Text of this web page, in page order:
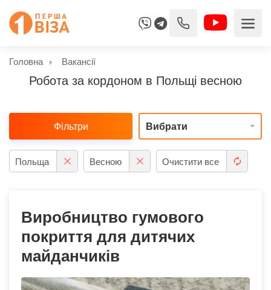
Робота за кордоном в Польщі весною
Головна Вакансії
Фільтри Вибрати
Польща Весною Очистити все
Виробництво гумового
покриття для дитячих
майданчиків